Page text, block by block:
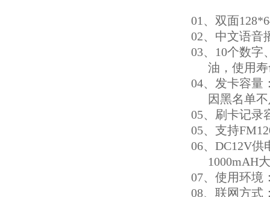
01、双面
02、中文语音
03、10个数字
油，使用
04、发卡容量
因黑名单
05、刷卡记录
05、支持
06、DC12V供
1000mAH
07、使用环境
08、联网方式